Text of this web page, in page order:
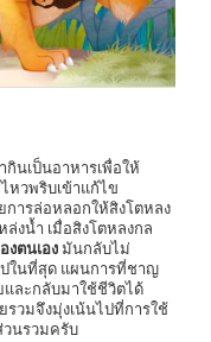
นเป็นอาหารเพื่อให้
หวพริบเข้าแก้ไข
การล่อหลอกให้สิงโตหลง
งน้ำ เมื่อสิงโตหลงกล
งตนเองมันกลับไม่
ในที่สุด แผนการที่ชาญ
ละกลับมาใช้ชีวิตได้
รวมจึงมุ่งเน้นไปที่การใช้
วนรวมครับ